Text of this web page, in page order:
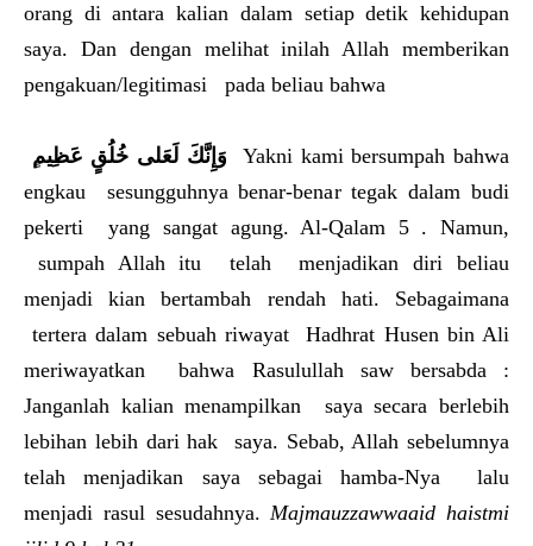
orang di antara kalian dalam setiap detik kehidupan
saya. Dan dengan melihat inilah Allah memberikan
pengakuan/legitimasi pada beliau bahwa
وَإِنَّكَ لَعَلى خُلُقٍ عَظِيم
engkau sesungguhnya benar-benar tegak dalam budi
pekerti yang sangat agung. Al-Qalam 5 . Namun,
sumpah Allah itu telah menjadikan diri beliau
menjadi kian bertambah rendah hati. Sebagaimana
tertera dalam sebuah riwayat Hadhrat Husen bin Ali
meriwayatkan bahwa Rasulullah saw bersabda :
Janganlah kalian menampilkan saya secara berlebih
lebihan lebih dari hak saya. Sebab, Allah sebelumnya
telah menjadikan saya sebagai hamba-Nya lalu
menjadi rasul sesudahnya. Majmauzzawwaaid haistmi